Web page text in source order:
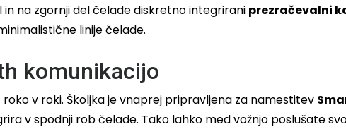
na zgornji del čelade diskretno integrirani prezračevalni
linije čelade.
komunikacijo
v roki. Školjka je vnaprej pripravljena za namestitev
v spodnji rob čelade. Tako lahko med vožnjo poslušate